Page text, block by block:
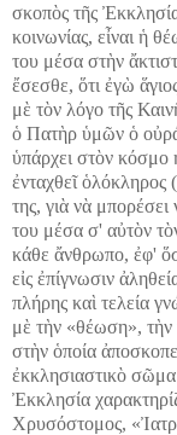
σκοπὸς τῆς
κοινωνίας, εἶναι ἡ
του μέσα στὴν
ἔσεσθε, ὅτι ἐγὼ
μὲ τὸν λόγο τῆς
ὁ Πατὴρ ὑμῶν ὁ
ὑπάρχει στὸν κόσμο
ἐνταχθεῖ
της, γιὰ νὰ
του μέσα σ' αὐτὸν
κάθε ἄνθρωπο, ἐφ'
εἰς ἐπίγνωσιν
πλήρης καὶ τελεία
μὲ τὴν «θέωση», τὴν
στὴν ὁποία
ἐκκλησιαστικὸ
Ἐκκλησία
Χρυσόστομος,